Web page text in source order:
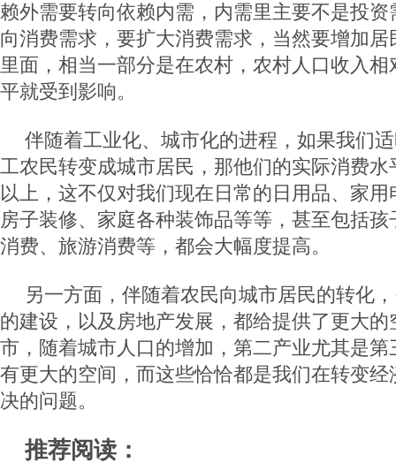
赖外需要转向依赖内需，内需里主要不是投
向消费需求，要扩大消费需求，当然要增加
里面，相当一部分是在农村，农村人口收入
平就受到影响。
伴随着工业化、城市化的进程，如果我们
工农民转变成城市居民，那他们的实际消费
以上，这不仅对我们现在日常的日用品、家
房子装修、家庭各种装饰品等等，甚至包括
消费、旅游消费等，都会大幅度提高。
另一方面，伴随着农民向城市居民的转化
的建设，以及房地产发展，都给提供了更大
市，随着城市人口的增加，第二产业尤其是
有更大的空间，而这些恰恰都是我们在转变
决的问题。
推荐阅读：